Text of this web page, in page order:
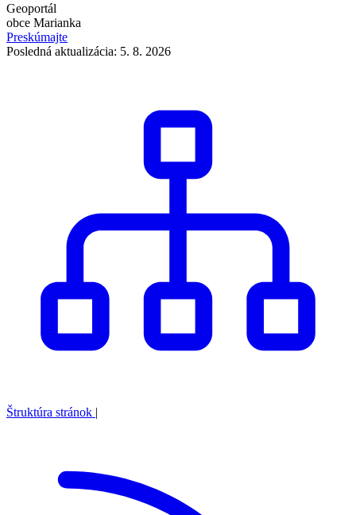
Geoportál
obce Marianka
Preskúmajte
Posledná aktualizácia: 5. 8. 2026
Štruktúra stránok |